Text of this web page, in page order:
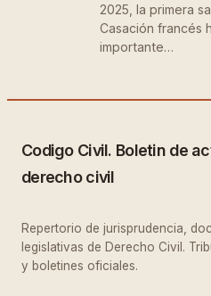
2025, la primera
Casación francés
importante…
Codigo Civil. Boletin de
derecho civil
Repertorio de jurisprudencia,
legislativas de Derecho Civil.
y boletines oficiales.